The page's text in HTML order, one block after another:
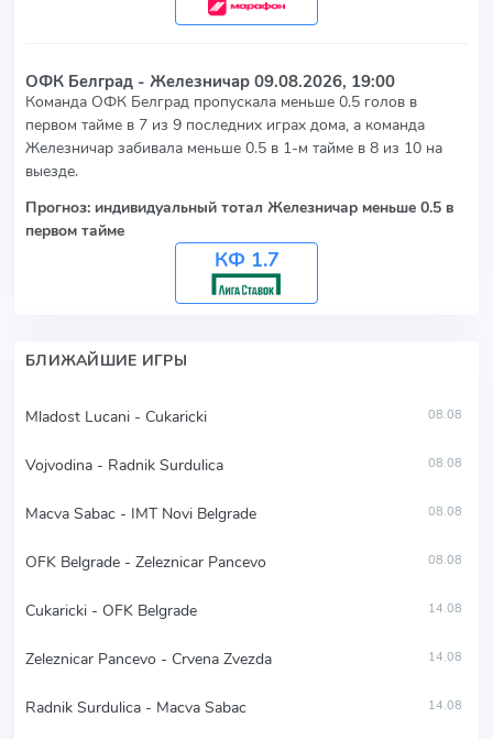
ОФК Белград - Железничар 09.08.2026, 19:00
Команда ОФК Белград пропускала меньше 0.5 голов в
первом тайме в 7 из 9 последних играх дома, а команда
Железничар забивала меньше 0.5 в 1-м тайме в 8 из 10 на
выезде.
Прогноз: индивидуальный тотал Железничар меньше 0.5 в
первом тайме
КФ 1.7
БЛИЖАЙШИЕ ИГРЫ
Mladost Lucani - Cukaricki 08.08
Vojvodina - Radnik Surdulica 08.08
Macva Sabac - IMT Novi Belgrade 08.08
OFK Belgrade - Zeleznicar Pancevo 08.08
Cukaricki - OFK Belgrade 14.08
Zeleznicar Pancevo - Crvena Zvezda 14.08
Radnik Surdulica - Macva Sabac 14.08